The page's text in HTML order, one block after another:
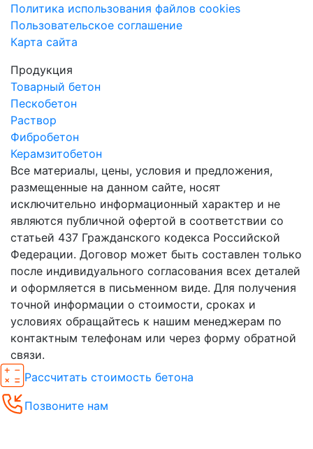
Политика использования файлов cookies
Пользовательское соглашение
Карта сайта
Продукция
Товарный бетон
Пескобетон
Раствор
Фибробетон
Керамзитобетон
Все материалы, цены, условия и предложения,
размещенные на данном сайте, носят
исключительно информационный характер и не
являются публичной офертой в соответствии со
статьей 437 Гражданского кодекса Российской
Федерации. Договор может быть составлен только
после индивидуального согласования всех деталей
и оформляется в письменном виде. Для получения
точной информации о стоимости, сроках и
условиях обращайтесь к нашим менеджерам по
контактным телефонам или через форму обратной
связи.
Рассчитать стоимость бетона
Позвоните нам